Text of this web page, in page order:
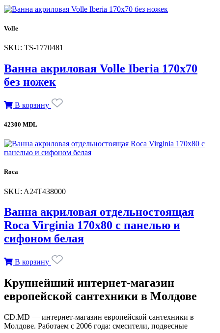
Volle
SKU: TS-1770481
Ванна акриловая Volle Iberia 170x70
без ножек
В корзину
42300 MDL
Roca
SKU: A24T438000
Ванна акриловая отдельностоящая
Roca Virginia 170х80 с панелью и
сифоном белая
В корзину
Крупнейший интернет-магазин
европейской сантехники в Молдове
CD.MD — интернет-магазин европейской сантехники в
Молдове. Работаем с 2006 года: смесители, подвесные